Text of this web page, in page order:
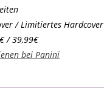
/ Limitiertes Hardcover
/ 39,99€
bei Panini